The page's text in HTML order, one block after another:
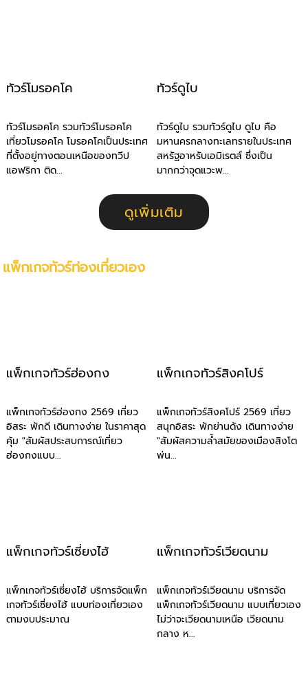
ทัวร์โมรอคโค
ทัวร์โมรอคโค รวมทัวร์โมรอคโค
เที่ยวโมรอคโค โมรอคโคเป็นประเทศ
ที่ตั้งอยู่ทางตอนเหนือของทวีป
แอฟริกา ติด...
ทัวร์ดูไบ
ทัวร์ดูไบ รวมทัวร์ดูไบ ดูไบ คือ
มหานครกลางทะเลทรายในประเทศ
สหรัฐอาหรับเอมิเรตส์ ซึ่งเป็น
มากกว่าจุดแวะพ...
ดูเพิ่มเติม
แพ็กเกจทัวร์ท่องเที่ยวเอง
แพ็กเกจทัวร์ฮ่องกง
แพ็กเกจทัวร์ฮ่องกง 2569 เที่ยว
อิสระ พักดี เดินทางง่าย ในราคาสุด
คุ้ม "สัมผัสประสบการณ์เที่ยว
ฮ่องกงแบบ...
แพ็กเกจทัวร์สิงคโปร์
แพ็กเกจทัวร์สิงคโปร์ 2569 เที่ยว
สนุกอิสระ พักย่านดัง เดินทางง่าย
"สัมผัสความล้ำสมัยของเมืองสิงโต
พ่น...
แพ็กเกจทัวร์เซี่ยงไฮ้
แพ็กเกจทัวร์เซี่ยงไฮ้ บริการจัดแพ็ก
เกจทัวร์เซี่ยงไฮ้ แบบท่องเที่ยวเอง
ตามงบประมาณ
แพ็กเกจทัวร์เวียดนาม
แพ็กเกจทัวร์เวียดนาม บริการจัด
แพ็กเกจทัวร์เวียดนาม แบบเที่ยวเอง
ไม่ว่าจะเวียดนามเหนือ เวียดนาม
กลาง ห...